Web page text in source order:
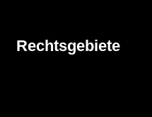
Rechtsgebiete